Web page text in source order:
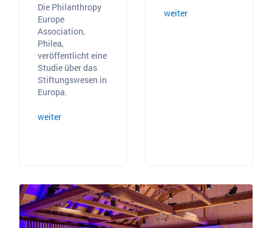
Die Philanthropy
Europe
Association,
Philea,
veröffentlicht eine
Studie über das
Stiftungswesen in
Europa.
weiter
weiter